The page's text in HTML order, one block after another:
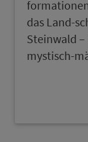
das Land-
Steinwald
mystisch-